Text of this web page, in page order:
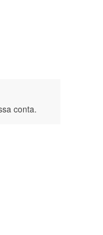
conta.